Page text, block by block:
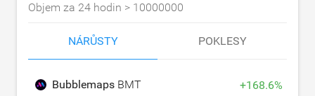
Objem za 24 hodin > 10000000
NÁRŮSTY POKLESY
Bubblemaps BMT +168.6%